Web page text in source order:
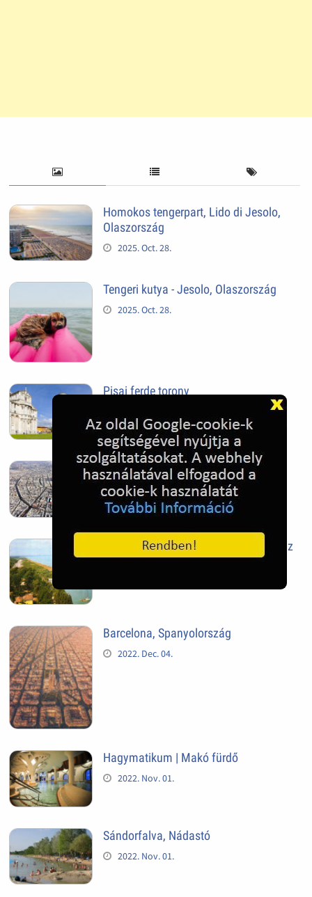
Homokos tengerpart, Lido di Jesolo,
Olaszország
2025. Oct. 28.
Tengeri kutya - Jesolo, Olaszország
2025. Oct. 28.
Pisai ferde torony
Szeged
2025. Oct. 28.
Siófok, mielőtt beépült az Aranypart az
1970-es évek elején
Barcelona, Spanyolország
2022. Dec. 04.
Hagymatikum | Makó fürdő
2022. Nov. 01.
Sándorfalva, Nádastó
2022. Nov. 01.